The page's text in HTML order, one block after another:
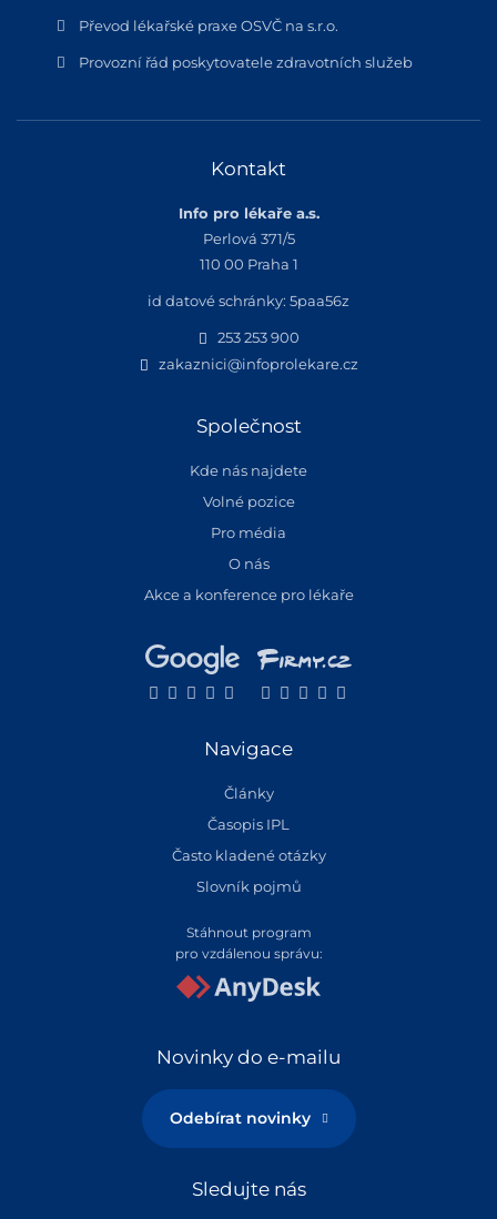
Převod lékařské praxe OSVČ na s.r.o.
Provozní řád poskytovatele zdravotních služeb
Kontakt
Info pro lékaře a.s.
Perlová 371/5
110 00 Praha 1
id datové schránky: 5paa56z
253 253 900
zakaznici@infoprolekare.cz
Společnost
Kde nás najdete
Volné pozice
Pro média
O nás
Akce a konference pro lékaře
Navigace
Články
Časopis IPL
Často kladené otázky
Slovník pojmů
Stáhnout program
pro vzdálenou správu:
Novinky do e-mailu
Odebírat novinky
Sledujte nás